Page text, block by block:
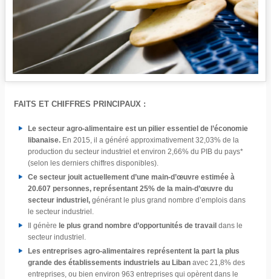
FAITS ET CHIFFRES PRINCIPAUX :
Le secteur agro-alimentaire est un pilier essentiel de l’économie
libanaise. En 2015, il a généré approximativement 32,03% de la
production du secteur industriel et environ 2,66% du PIB du pays*
(selon les derniers chiffres disponibles).
Ce secteur jouit actuellement d’une main-d’œuvre estimée à
20.607 personnes, représentant 25% de la main-d’œuvre du
secteur industriel, générant le plus grand nombre d’emplois dans
le secteur industriel.
Il génère le plus grand nombre d’opportunités de travail dans le
secteur industriel.
Les entreprises agro-alimentaires représentent la part la plus
grande des établissements industriels au Liban avec 21,8% des
entreprises, ou bien environ 963 entreprises qui opèrent dans le